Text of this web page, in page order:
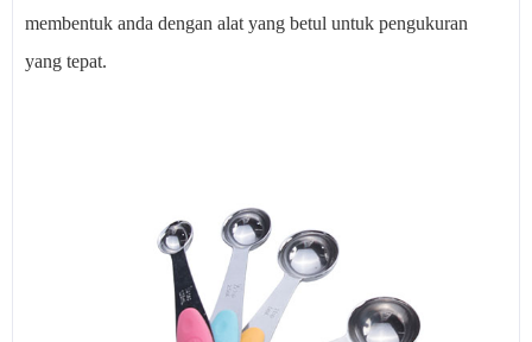
membentuk anda dengan alat yang betul untuk pengukuran
yang tepat.